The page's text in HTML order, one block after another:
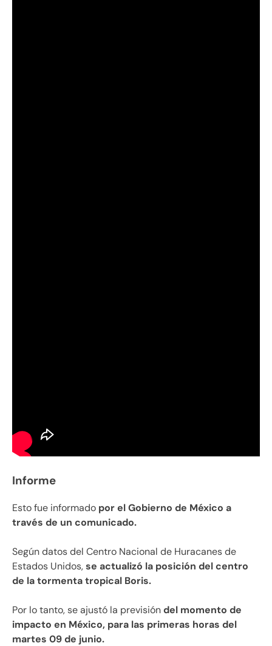
Informe
Esto fue informado por el Gobierno de México a
través de un comunicado.
Según datos del Centro Nacional de Huracanes de
Estados Unidos,se actualizó la posición del centro
de la tormenta tropical Boris.
Por lo tanto, se ajustó la previsióndel momento de
impacto en México, para las primeras horas del
martes 09 de junio.